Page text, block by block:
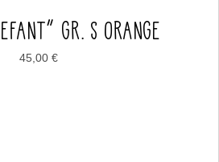
GR. S ORANGE
45,00 €